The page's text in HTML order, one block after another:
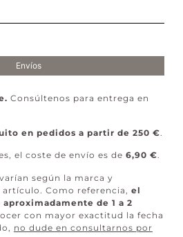
Envíos
Consúltenos para entrega en
en pedidos a partir de 250 €.
el coste de envío es de 6,90 €.
según la marca y
Como referencia, el
de 1 a 2
con mayor exactitud la fecha
no dude en consultarnos por